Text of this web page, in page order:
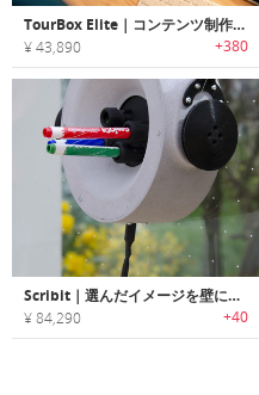
TourBox Elite｜コンテンツ制作で活躍するクリエイティブコントローラー「ツアーボックスエリート」
¥ 43,890 +380
Scribit｜選んだイメージを壁に描くライティングロボット「スクリビット」
¥ 84,290 +40